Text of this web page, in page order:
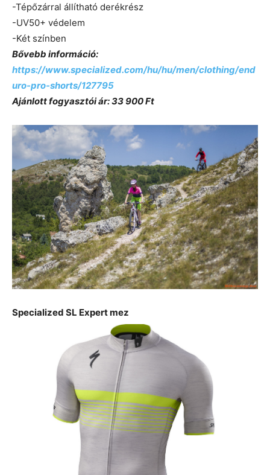
-Tépőzárral állítható derékrész
-UV50+ védelem
-Két színben
Bővebb információ:
https://www.specialized.com/hu/hu/men/clothing/end
uro-pro-shorts/127795
Ajánlott fogyasztói ár: 33 900 Ft
Specialized SL Expert mez